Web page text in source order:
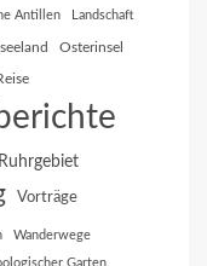
Antillen Landschaft
Osterinsel
Ruhrgebiet
Vorträge
Wanderwege
Garten